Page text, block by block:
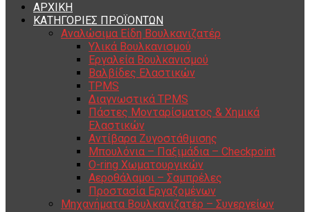
ΑΡΧΙΚΗ
ΚΑΤΗΓΟΡΙΕΣ ΠΡΟΪΟΝΤΩΝ
Αναλώσιμα Είδη Βουλκανιζατέρ
Υλικά Βουλκανισμού
Εργαλεία Βουλκανισμού
Βαλβίδες Ελαστικών
TPMS
Διαγνωστικά TPMS
Πάστες Μονταρίσματος & Χημικά
Ελαστικών
Αντίβαρα Ζυγοστάθμισης
Μπουλόνια – Παξιμάδια – Checkpoint
O-ring Χωματουργικών
Αεροθάλαμοι – Σαμπρέλες
Προστασία Εργαζομένων
Μηχανήματα Βουλκανιζατέρ – Συνεργείων